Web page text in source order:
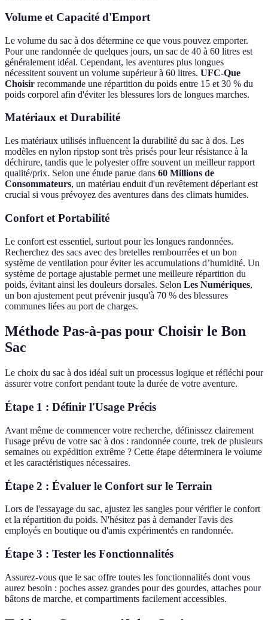
Volume et Capacité d'Emport
Le volume du sac à dos détermine ce que vous pouvez emporter.
Pour une randonnée de quelques jours, un sac de 40 à 60 litres est
généralement idéal. Cependant, les aventures plus longues
nécessitent souvent un volume supérieur à 60 litres. UFC-Que
Choisir recommande une répartition du poids entre 15 et 30 % du
poids corporel afin d'éviter les blessures lors de longues marches.
Matériaux et Durabilité
Les matériaux utilisés influencent la durabilité du sac à dos. Les
modèles en nylon ripstop sont très prisés pour leur résistance à la
déchirure, tandis que le polyester offre souvent un meilleur rapport
qualité/prix. Selon une étude parue dans 60 Millions de
Consommateurs, un matériau enduit d'un revêtement déperlant est
crucial si vous prévoyez des aventures dans des climats humides.
Confort et Portabilité
Le confort est essentiel, surtout pour les longues randonnées.
Recherchez des sacs avec des bretelles rembourrées et un bon
système de ventilation pour éviter les accumulations d’humidité. Un
système de portage ajustable permet une meilleure répartition du
poids, évitant ainsi les douleurs dorsales. Selon Les Numériques,
un bon ajustement peut prévenir jusqu'à 70 % des blessures
communes liées au port de charges.
Méthode Pas-à-pas pour Choisir le Bon
Sac
Le choix du sac à dos idéal suit un processus logique et réfléchi pour
assurer votre confort pendant toute la durée de votre aventure.
Étape 1 : Définir l'Usage Précis
Avant même de commencer votre recherche, définissez clairement
l'usage prévu de votre sac à dos : randonnée courte, trek de plusieurs
semaines ou expédition extrême ? Cette étape déterminera le volume
et les caractéristiques nécessaires.
Étape 2 : Évaluer le Confort sur le Terrain
Lors de l'essayage du sac, ajustez les sangles pour vérifier le confort
et la répartition du poids. N'hésitez pas à demander l'avis des
employés en boutique ou d'amis expérimentés en randonnée.
Étape 3 : Tester les Fonctionnalités
Assurez-vous que le sac offre toutes les fonctionnalités dont vous
aurez besoin : poches assez grandes pour des gourdes, attaches pour
bâtons de marche, et compartiments facilement accessibles.